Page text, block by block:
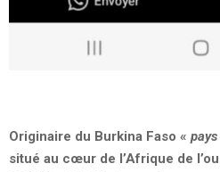
Originaire du Burkina Faso «
situé au cœur de l’Afrique de